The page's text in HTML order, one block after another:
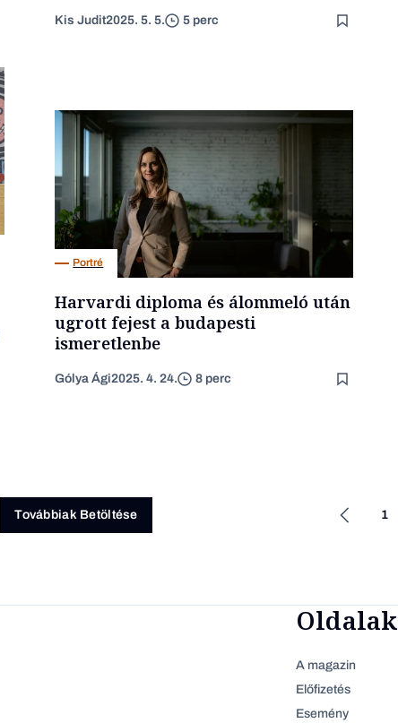
Kis Judit2025. 5. 5. 5 perc
Portré
Harvardi diploma és álommeló után
ugrott fejest a budapesti
ismeretlenbe
Gólya Ági2025. 4. 24. 8 perc
Továbbiak Betöltése 1
Oldalak
A magazin
Előfizetés
Esemény